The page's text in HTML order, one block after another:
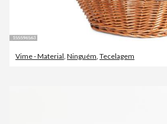
Vime - Material, Ninguém, Tecelagem